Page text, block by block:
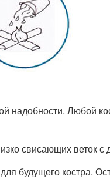
надобности. Любой
свисающих веток с
будущего костра.